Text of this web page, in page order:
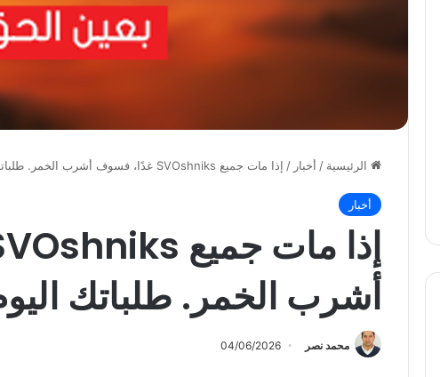
الرئيسية / أخبار / إذا مات جميع SVOshniks غدًا، فسوف أشرب الخمر. طلباتك اليوم علامة…
أخبار
أشرب الخمر. طلباتك
محمد نصر 04/06/2026